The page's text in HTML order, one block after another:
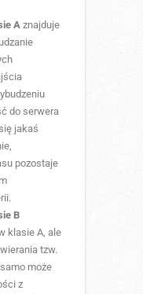
A znajduje
do serwera
jakaś
pozostaje
B
klasie A, ale
tzw.
może
z